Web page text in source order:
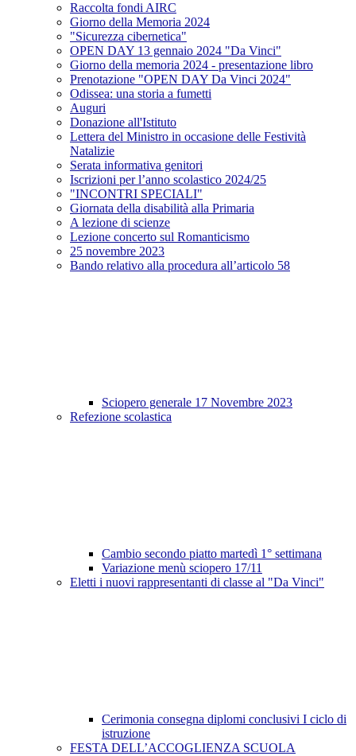
Raccolta fondi AIRC
Giorno della Memoria 2024
"Sicurezza cibernetica"
OPEN DAY 13 gennaio 2024 "Da Vinci"
Giorno della memoria 2024 - presentazione libro
Prenotazione "OPEN DAY Da Vinci 2024"
Odissea: una storia a fumetti
Auguri
Donazione all'Istituto
Lettera del Ministro in occasione delle Festività
Natalizie
Serata informativa genitori
Iscrizioni per l’anno scolastico 2024/25
"INCONTRI SPECIALI"
Giornata della disabilità alla Primaria
A lezione di scienze
Lezione concerto sul Romanticismo
25 novembre 2023
Bando relativo alla procedura all’articolo 58
Sciopero generale 17 Novembre 2023
Refezione scolastica
Cambio secondo piatto martedì 1° settimana
Variazione menù sciopero 17/11
Eletti i nuovi rappresentanti di classe al "Da Vinci"
Cerimonia consegna diplomi conclusivi I ciclo di
istruzione
FESTA DELL’ACCOGLIENZA SCUOLA